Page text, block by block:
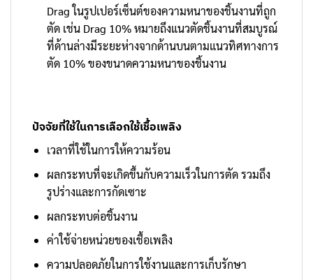
Drag ในรูปเปอร์เซ็นต์ของความหนาของชิ้นงานที่ถูก
ตัด เช่น Drag 10% หมายถึงแนวตัดชิ้นงานที่สมบูรณ์
ที่ด้านล่างมีระยะห่างจากด้านบนตามแนวทิศทางการ
ตัด 10% ของขนาดความหนาของชิ้นงาน
ปัจจัยที่ใช้ในการเลือกใช้เชื้อเพลิง
เวลาที่ใช้ในการให้ความร้อน
ผลกระทบที่จะเกิดขึ้นกับความเร็วในการตัด รวมถึง
รูปร่างและการกัดเซาะ
ผลกระทบต่อชิ้นงาน
ค่าใช้จ่ายหน่วยของเชื้อเพลิง
ความปลอดภัยในการใช้งานและการเก็บรักษา